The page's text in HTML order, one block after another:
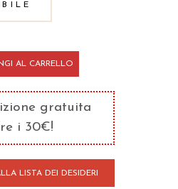
AL CARRELLO
gratuita
i 30€!
LISTA DEI DESIDERI